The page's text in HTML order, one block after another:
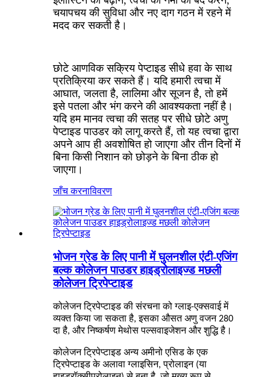
चयापचय की सुविधा और नए दाग गठन में रहने में
मदद कर सकती है।
छोटे आणविक सक्रिय पेप्टाइड सीधे हवा के साथ
प्रतिक्रिया कर सकते हैं। यदि हमारी त्वचा में
आघात, जलता है, लालिमा और सूजन है, तो हमें
इसे पतला और भंग करने की आवश्यकता नहीं है।
यदि हम मानव त्वचा की सतह पर सीधे छोटे अणु
पेप्टाइड पाउडर को लागू करते हैं, तो यह त्वचा द्वारा
अपने आप ही अवशोषित हो जाएगा और तीन दिनों में
बिना किसी निशान को छोड़ने के बिना ठीक हो
जाएगा।
जाँच करनाविवरण
भोजन ग्रेड के लिए पानी में घुलनशील एंटी-एजिंग
बल्क कोलेजन पाउडर हाइड्रोलाइज्ड मछली
कोलेजन ट्रिपेप्टाइड
कोलेजन ट्रिपेप्टाइड की संरचना को ग्लाइ-एक्सवाई में
व्यक्त किया जा सकता है, इसका औसत अणु वजन 280
दा है, और निष्कर्षण मेथोस पल्सवाइजेशन और शुद्धि है।
कोलेजन ट्रिपेप्टाइड अन्य अमीनो एसिड के एक
ट्रिपेप्टाइड के अलावा ग्लाइसिन, प्रोलाइन (या